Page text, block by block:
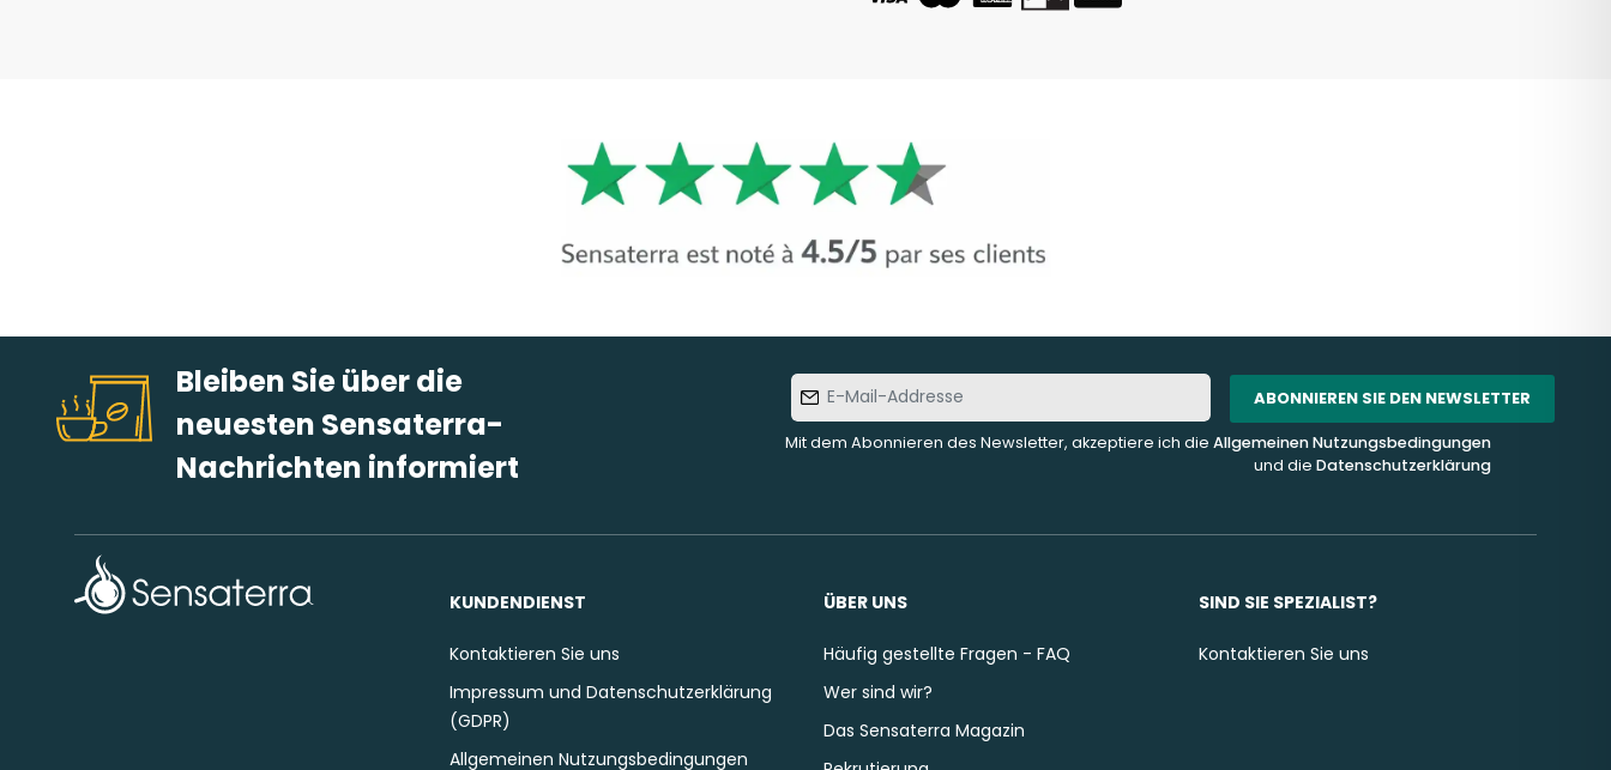
Bleiben Sie über die
neuesten Sensaterra-
Nachrichten informiert
E-Mail-
Addresse
ABONNIEREN SIE DEN NEWSLETTER
Mit dem Abonnieren des Newsletter, akzeptiere ich die Allgemeinen Nutzungsbedingungen
und die Datenschutzerklärung
KUNDENDIENST
Kontaktieren Sie uns
Impressum und Datenschutzerklärung
(GDPR)
Allgemeinen Nutzungsbedingungen
ÜBER UNS
Häufig gestellte Fragen - FAQ
Wer sind wir?
Das Sensaterra Magazin
SIND SIE SPEZIALIST?
Kontaktieren Sie uns